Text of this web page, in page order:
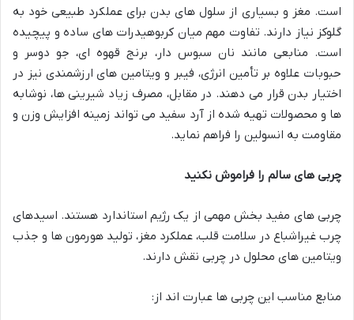
است. مغز و بسیاری از سلول های بدن برای عملکرد طبیعی خود به
گلوکز نیاز دارند. تفاوت مهم میان کربوهیدرات های ساده و پیچیده
است. منابعی مانند نان سبوس دار، برنج قهوه ای، جو دوسر و
حبوبات علاوه بر تأمین انرژی، فیبر و ویتامین های ارزشمندی نیز در
اختیار بدن قرار می دهند. در مقابل، مصرف زیاد شیرینی ها، نوشابه
ها و محصولات تهیه شده از آرد سفید می تواند زمینه افزایش وزن و
مقاومت به انسولین را فراهم نماید.
چربی های سالم را فراموش نکنید
چربی های مفید بخش مهمی از یک رژیم استاندارد هستند. اسیدهای
چرب غیراشباع در سلامت قلب، عملکرد مغز، تولید هورمون ها و جذب
ویتامین های محلول در چربی نقش دارند.
منابع مناسب این چربی ها عبارت اند از: